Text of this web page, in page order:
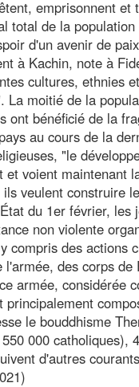
emprisonnent et
total de la
d'un avenir de
à Kachin, note à
cultures, ethnies
La moitié de la
ont bénéficié de la
au cours de la
"le
voient maintenant
veulent construire
du 1er février,
non violente
compris des
des corps
armée, considérée
le bouddhisme
000
d'autres